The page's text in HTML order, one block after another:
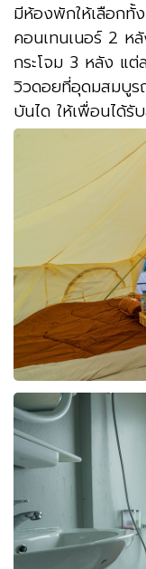
มีห้องพักให้เลือก
คอนเทนเนอร์ 2 ห
กระโจม 3 หลัง แต่
วิวดอยที่อุดมสมบูร
บันได ให้เพื่อนได้